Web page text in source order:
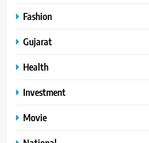
Fashion
Gujarat
Health
Investment
Movie